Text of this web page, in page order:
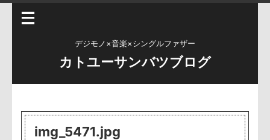
デジモノ×音楽×シングルファザー
カトユーサンバツブログ
img_5471.jpg